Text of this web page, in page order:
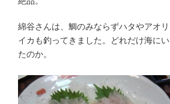
綿谷さんは、鯛のみならずハタやアオリ
イカも釣ってきました。どれだけ海にい
たのか。